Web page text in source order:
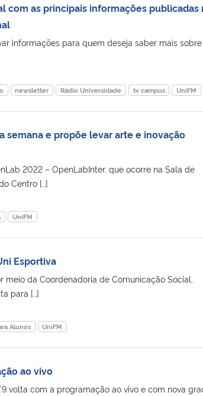
com as principais informações publicadas
informações para quem deseja saber mais
newsletter Rádio Universidade tv campus UniFM
semana e propõe levar arte e inovação
2022 – OpenLabInter, que ocorre na Sala de
Centro […]
UniFM
Esportiva
da Coordenadoria de Comunicação Social,
para […]
Alunos UniFM
ao vivo
volta com a programação ao vivo e com nova